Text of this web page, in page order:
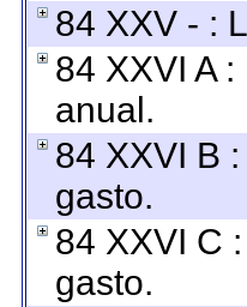
84 XXV - :
84 XXVI A
anual.
84 XXVI B
gasto.
84 XXVI C
gasto.